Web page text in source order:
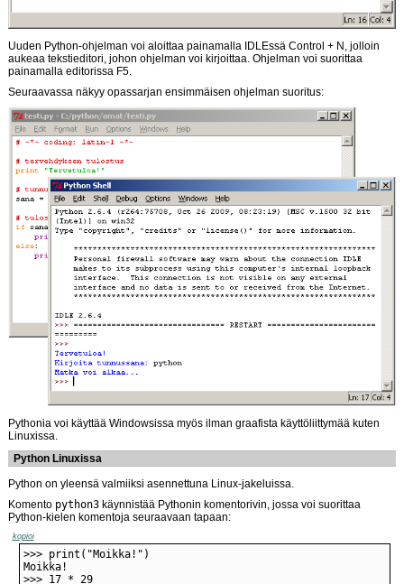
Uuden Python-ohjelman voi aloittaa painamalla IDLEssä Control + N, jolloin
aukeaa tekstieditori, johon ohjelman voi kirjoittaa. Ohjelman voi suorittaa
painamalla editorissa F5.
Seuraavassa näkyy opassarjan ensimmäisen ohjelman suoritus:
Pythonia voi käyttää Windowsissa myös ilman graafista käyttöliittymää kuten
Linuxissa.
Python Linuxissa
Python on yleensä valmiiksi asennettuna Linux-jakeluissa.
Komento python3 käynnistää Pythonin komentorivin, jossa voi suorittaa
Python-kielen komentoja seuraavaan tapaan:
kopioi